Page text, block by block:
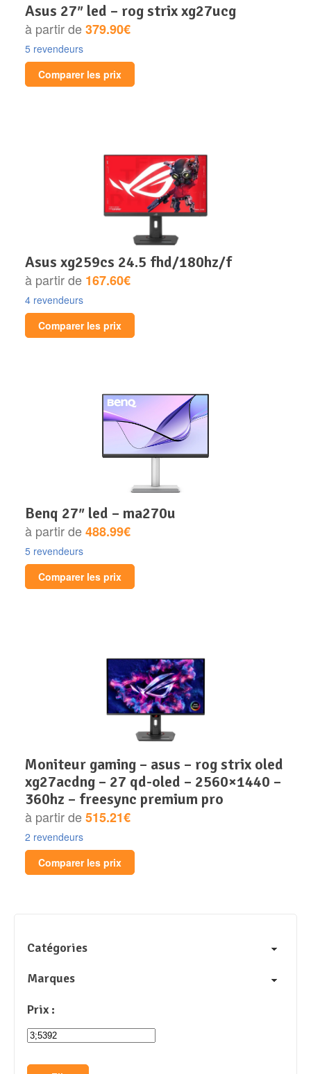
asus 27″ led – rog strix xg27ucg
à partir de379.90€
5 revendeurs
Comparer les prix
asus xg259cs 24.5 fhd/180hz/f
à partir de 167.60€
4 revendeurs
Comparer les prix
benq 27″ led – ma270u
à partir de488.99€
5 revendeurs
Comparer les prix
moniteur gaming – asus – rog strix oled
xg27acdng – 27 qd-oled – 2560×1440 –
360hz – freesync premium pro
à partir de515.21€
2 revendeurs
Comparer les prix
Catégories
Marques
Prix :